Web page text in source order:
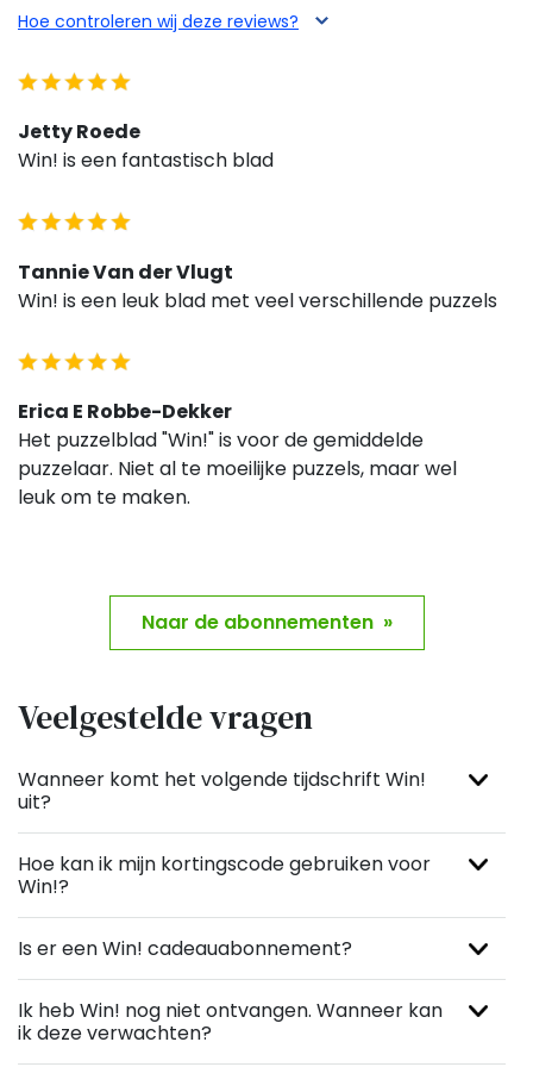
Hoe controleren wij deze reviews?
Jetty Roede
Win! is een fantastisch blad
Tannie Van der Vlugt
Win! is een leuk blad met veel verschillende puzzels
Erica E Robbe-Dekker
Het puzzelblad "Win!" is voor de gemiddelde
puzzelaar. Niet al te moeilijke puzzels, maar wel
leuk om te maken.
Naar de abonnementen »
Veelgestelde vragen
Wanneer komt het volgende tijdschrift Win!
uit?
Hoe kan ik mijn kortingscode gebruiken voor
Win!?
Is er een Win! cadeauabonnement?
Ik heb Win! nog niet ontvangen. Wanneer kan
ik deze verwachten?